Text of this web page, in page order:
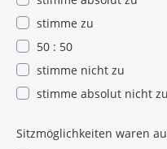
stimme zu
50 : 50
stimme nicht zu
stimme absolut nicht zu
Sitzmöglichkeiten waren